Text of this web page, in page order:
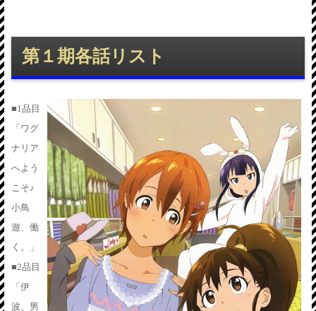
第１期各話リスト
■1品目
「ワグ
ナリア
へよう
こそ♪
小鳥
遊、働
く。」
■2品目
「伊
波、男